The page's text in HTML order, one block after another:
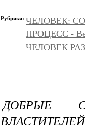
Рубрики: ЧЕЛОВЕК:
ПРОЦЕСС -
ЧЕЛОВЕК
ДОБРЫЕ